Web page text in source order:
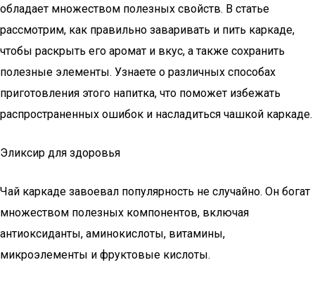
обладает множеством полезных свойств. В статье
рассмотрим, как правильно заваривать и пить каркаде,
чтобы раскрыть его аромат и вкус, а также сохранить
полезные элементы. Узнаете о различных способах
приготовления этого напитка, что поможет избежать
распространенных ошибок и насладиться чашкой каркаде.
Эликсир для здоровья
Чай каркаде завоевал популярность не случайно. Он богат
множеством полезных компонентов, включая
антиоксиданты, аминокислоты, витамины,
микроэлементы и фруктовые кислоты.